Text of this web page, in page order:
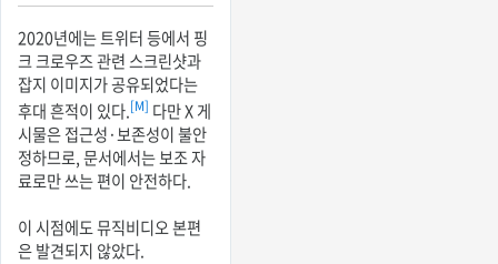
2020년에는 트위터 등에서 핑
크 크로우즈 관련 스크린샷과
잡지 이미지가 공유되었다는
후대 흔적이 있다.[M] 다만 X 게
시물은 접근성·보존성이 불안
정하므로, 문서에서는 보조 자
료로만 쓰는 편이 안전하다.
이 시점에도 뮤직비디오 본편
은 발견되지 않았다.